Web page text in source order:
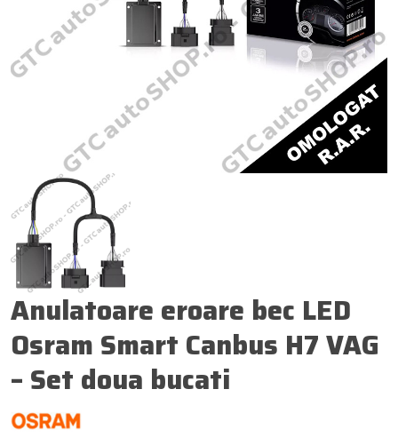
Anulatoare eroare bec LED
Osram Smart Canbus H7 VAG
– Set doua bucati